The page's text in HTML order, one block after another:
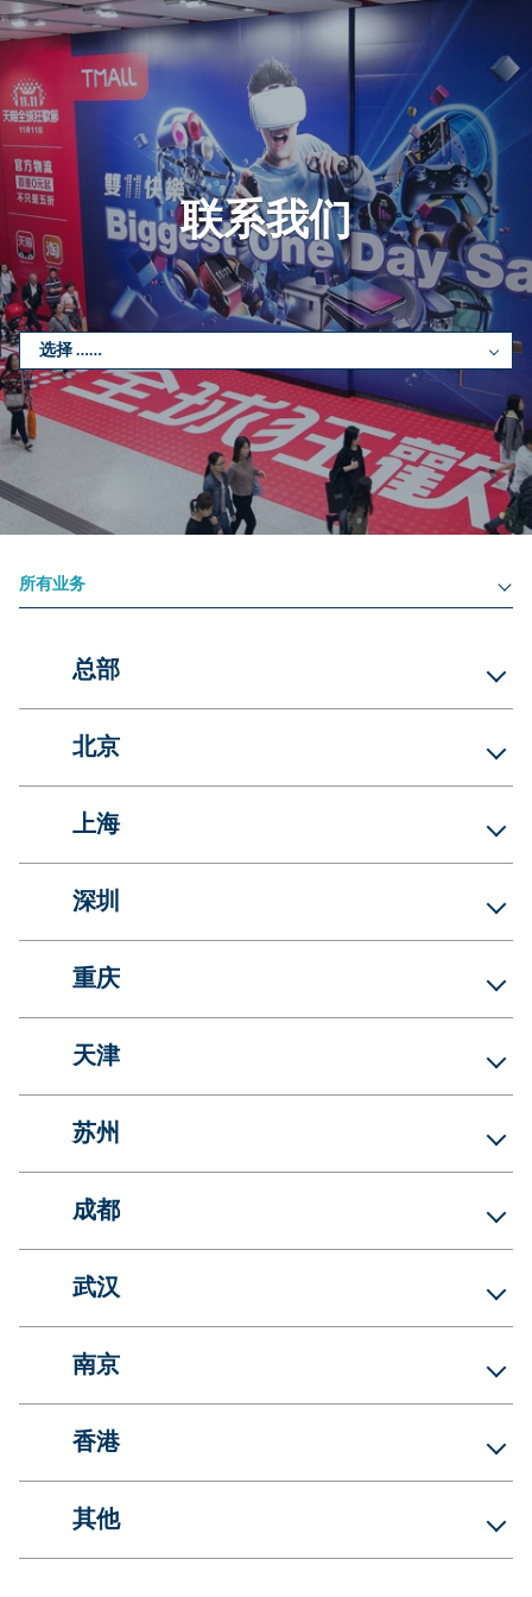
Skip
to
content
联系我们
选择 ……
所有业务
总部
北京
上海
深圳
重庆
天津
苏州
成都
武汉
南京
香港
其他